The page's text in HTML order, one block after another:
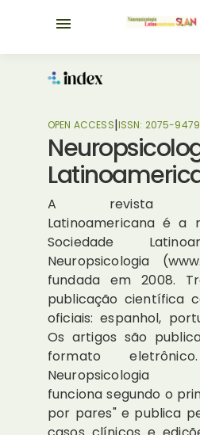
OPEN ACCESS|ISSN: 2075-9479
A revista
Latinoamericana é a
Sociedade
Neuropsicologia
fundada em 2008.
publicação científica
oficiais: espanhol,
Os artigos são
formato
Neuropsicologia
funciona segundo o
por pares" e publica